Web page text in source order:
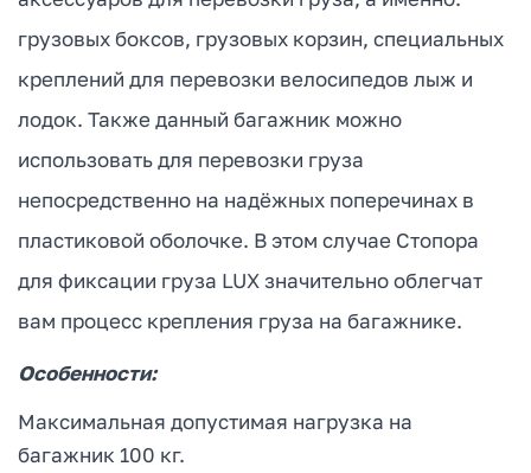
грузовых боксов, грузовых корзин, специальных
креплений для перевозки велосипедов лыж и
лодок. Также данный багажник можно
использовать для перевозки груза
непосредственно на надёжных поперечинах в
пластиковой оболочке. В этом случае Стопора
для фиксации груза LUX значительно облегчат
вам процесс крепления груза на багажнике.
Особенности:
Максимальная допустимая нагрузка на
багажник 100 кг.